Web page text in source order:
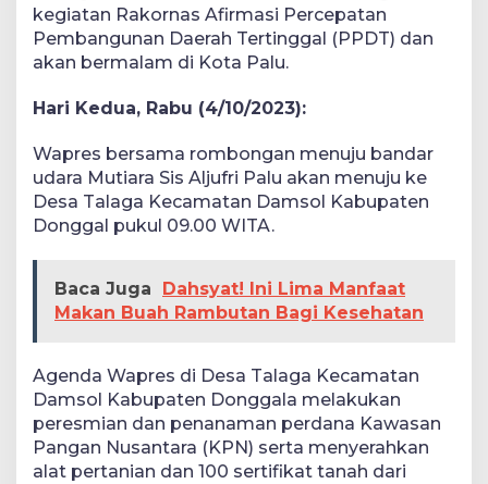
kegiatan Rakornas Afirmasi Percepatan
Pembangunan Daerah Tertinggal (PPDT) dan
akan bermalam di Kota Palu.
Hari Kedua, Rabu (4/10/2023):
Wapres bersama rombongan menuju bandar
udara Mutiara Sis Aljufri Palu akan menuju ke
Desa Talaga Kecamatan Damsol Kabupaten
Donggal pukul 09.00 WITA.
Baca Juga
Dahsyat! Ini Lima Manfaat
Makan Buah Rambutan Bagi Kesehatan
Agenda Wapres di Desa Talaga Kecamatan
Damsol Kabupaten Donggala melakukan
peresmian dan penanaman perdana Kawasan
Pangan Nusantara (KPN) serta menyerahkan
alat pertanian dan 100 sertifikat tanah dari